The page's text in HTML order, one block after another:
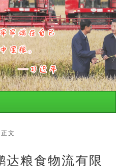
文
粮食物流有限